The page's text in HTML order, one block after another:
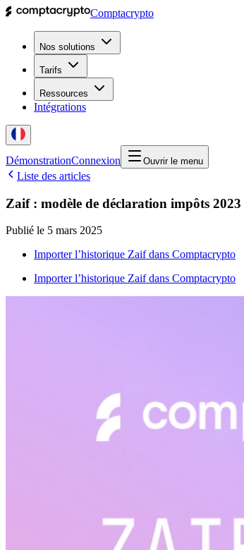
Comptacrypto
Nos solutions
Tarifs
Ressources
Intégrations
DémonstrationConnexion Ouvrir le menu
Liste des articles
Zaif : modèle de déclaration impôts 2023
Publié le 5 mars 2025
Importer l’historique Zaif dans Comptacrypto
Importer l’historique Zaif dans Comptacrypto